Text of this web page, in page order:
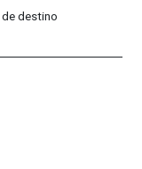
destino